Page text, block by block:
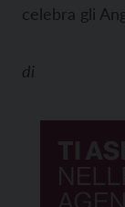
celebra gli
di